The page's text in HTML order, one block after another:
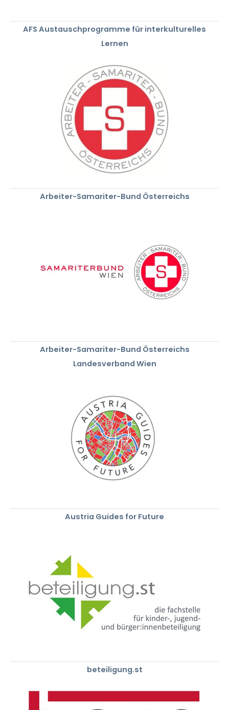
AFS Austauschprogramme für interkulturelles
Lernen
Arbeiter-Samariter-Bund Österreichs
Arbeiter-Samariter-Bund Österreichs
Landesverband Wien
Austria Guides for Future
beteiligung.st